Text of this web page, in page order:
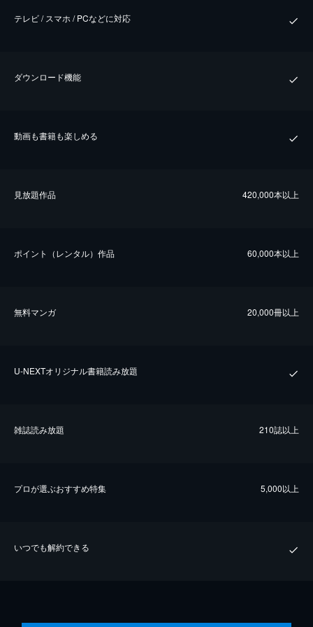
テレビ / スマホ / PCなどに対応
ダウンロード機能
動画も書籍も楽しめる
⾒放題作品 420,000本以上
ポイント（レンタル）作品 60,000本以上
無料マンガ 20,000冊以上
U-NEXTオリジナル書籍読み放題
雑誌読み放題 210誌以上
プロが選ぶおすすめ特集 5,000以上
いつでも解約できる